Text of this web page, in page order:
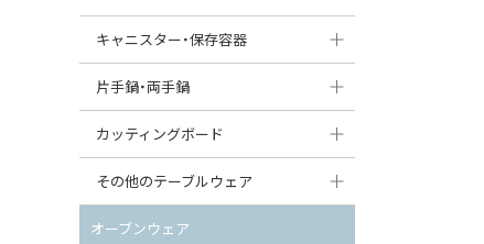
すべて見る
丸皿
スープ皿
中鉢（16〜21cm）
丸鉢・どんぶり・ボウル
茶碗
りんごポット
りんごポット小
キャニスター・保存容器
キャニスター
つぼ
片手鍋・両手鍋
ソースパン（片手鍋）
スープチュリーン
カッティングボード
角型カッティングボード
丸型カッティングボード
その他のテーブルウェア
調味料入れ
オーブンウェア